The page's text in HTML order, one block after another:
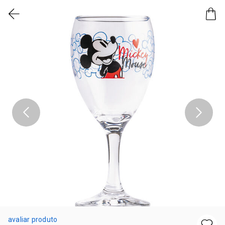
avaliar produto